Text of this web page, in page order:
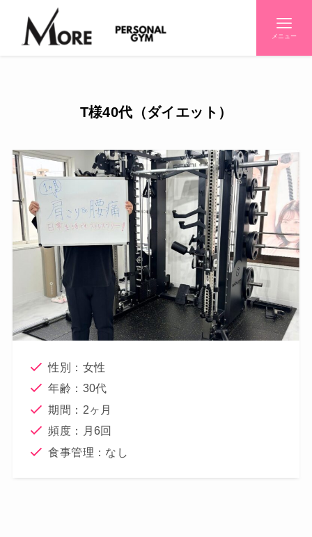
メニュー
T様40代（ダイエット）
性別：女性
年齢：30代
期間：2ヶ月
頻度：月6回
食事管理：なし